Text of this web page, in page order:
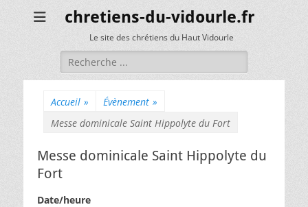
chretiens-du-vidourle.fr
Le site des chrétiens du Haut Vidourle
Rechercher :
Accueil » Évènement »
Messe dominicale Saint Hippolyte du Fort
Messe dominicale Saint Hippolyte du
Fort
Date/heure